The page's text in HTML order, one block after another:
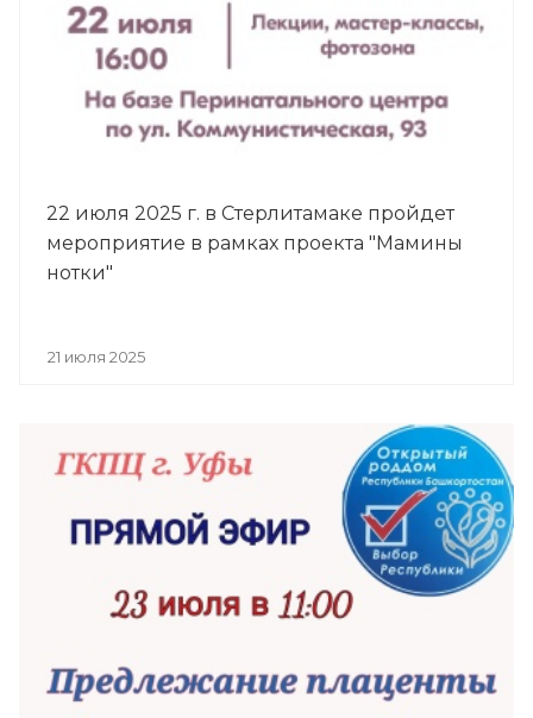
22 июля 2025 г. в Стерлитамаке пройдет
мероприятие в рамках проекта "Мамины
нотки"
21 июля 2025